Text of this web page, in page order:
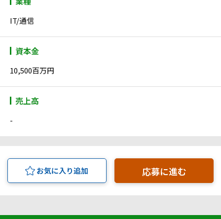
IT/通信
資本金
10,500百万円
売上高
-
お気に入り追加 応募に進む